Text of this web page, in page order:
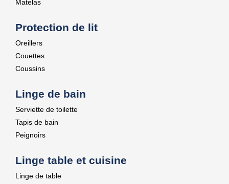
Matelas
Protection de lit
Oreillers
Couettes
Coussins
Linge de bain
Serviette de toilette
Tapis de bain
Peignoirs
Linge table et cuisine
Linge de table